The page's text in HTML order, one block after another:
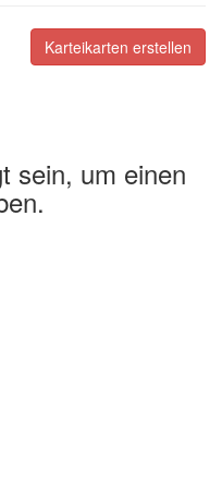
Karteikarten erstellen
sein, um einen